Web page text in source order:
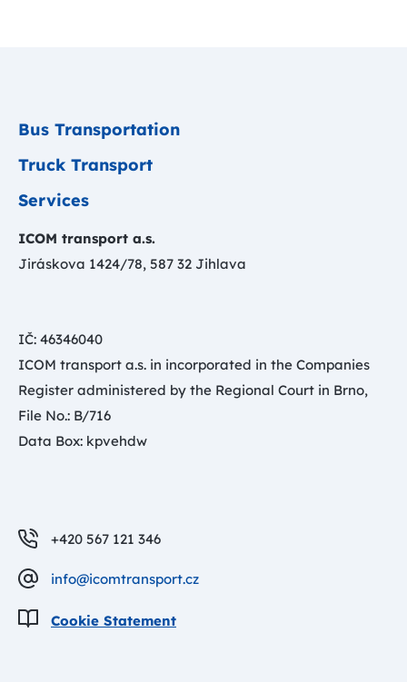
Bus Transportation
Truck Transport
Services
ICOM transport a.s.
Jiráskova 1424/78, 587 32 Jihlava
IČ: 46346040
ICOM transport a.s. in incorporated in the Companies
Register administered by the Regional Court in Brno,
File No.: B/716
Data Box: kpvehdw
+420 567 121 346
info@icomtransport.cz
Cookie Statement